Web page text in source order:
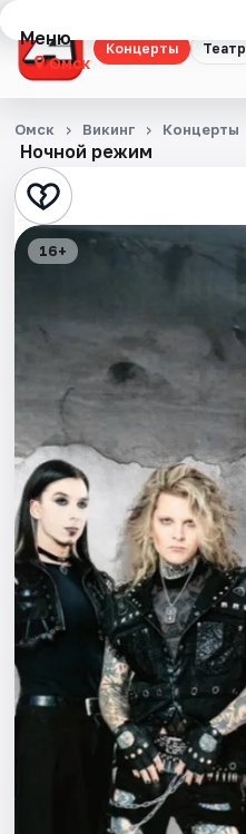
Концерты Театр
Меню
Омск
Концерты
Театр
Стендап
Квесты
Экскурсии
Спорт
События
Города
Площадки
Рейтинги
Ночной режим
Омск Викинг Концерты
16+